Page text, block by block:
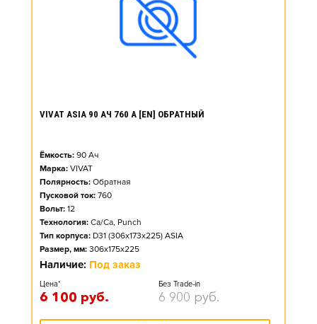
VIVAT ASIA 90 АЧ 760 А [EN] ОБРАТНЫЙ
Ёмкость: 90 Ач
Марка: VIVAT
Полярность: Обратная
Пусковой ток: 760
Вольт: 12
Технология: Ca/Ca, Punch
Тип корпуса: D31 (306x173x225) ASIA
Размер, мм: 306x175x225
Наличие: Под заказ
Цена*
6 100 руб.
Без Trade-in
6 900 руб.